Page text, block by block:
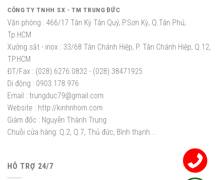
CÔNG TY TNHH SX - TM TRUNG ĐỨC
Văn phòng : 466/17 Tân Kỳ Tân Quý, P.Sơn Kỳ, Q.Tân Phú,
Tp.HCM
Xưởng sắt - inox : 33/68 Tân Chánh Hiệp, P. Tân Chánh Hiệp, Q.12,
TP.HCM
ĐT/Fax : (028).6276.0832 - (028).38471925
Di động : 0903.178.976
Email : trungduc79@gmail.com
Website : http://kinhnhom.com
Giám đốc : Nguyễn Thành Trung
Chuỗi cửa hàng: Q.2, Q.7, Thủ đức, Bình thạnh...
HỖ TRỢ 24/7